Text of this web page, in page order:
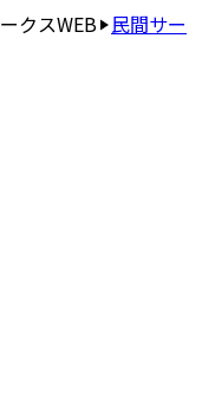
クスWEB 民間サー